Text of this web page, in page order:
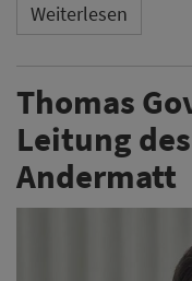
Weiterlesen
Thomas
Leitung
Andermatt